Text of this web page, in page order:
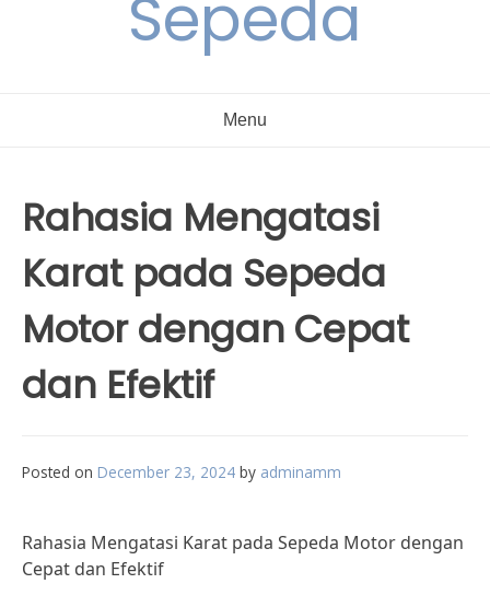
Sepeda
Menu
Rahasia Mengatasi
Karat pada Sepeda
Motor dengan Cepat
dan Efektif
Posted on December 23, 2024 by adminamm
Rahasia Mengatasi Karat pada Sepeda Motor dengan
Cepat dan Efektif